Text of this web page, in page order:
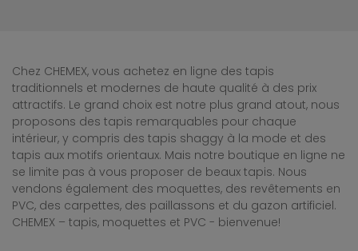
Chez CHEMEX, vous achetez en ligne des tapis
traditionnels et modernes de haute qualité à des prix
attractifs. Le grand choix est notre plus grand atout, nous
proposons des tapis remarquables pour chaque
intérieur, y compris des tapis shaggy à la mode et des
tapis aux motifs orientaux. Mais notre boutique en ligne ne
se limite pas à vous proposer de beaux tapis. Nous
vendons également des moquettes, des revêtements en
PVC, des carpettes, des paillassons et du gazon artificiel.
CHEMEX – tapis, moquettes et PVC - bienvenue!